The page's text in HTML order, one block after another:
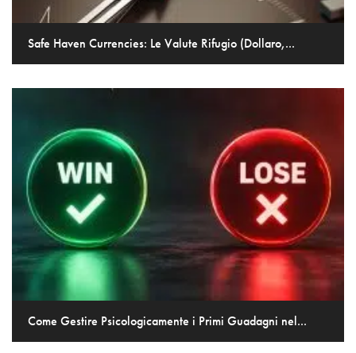
Safe Haven Currencies: Le Valute Rifugio (Dollaro,...
Come Gestire Psicologicamente i Primi Guadagni nel...